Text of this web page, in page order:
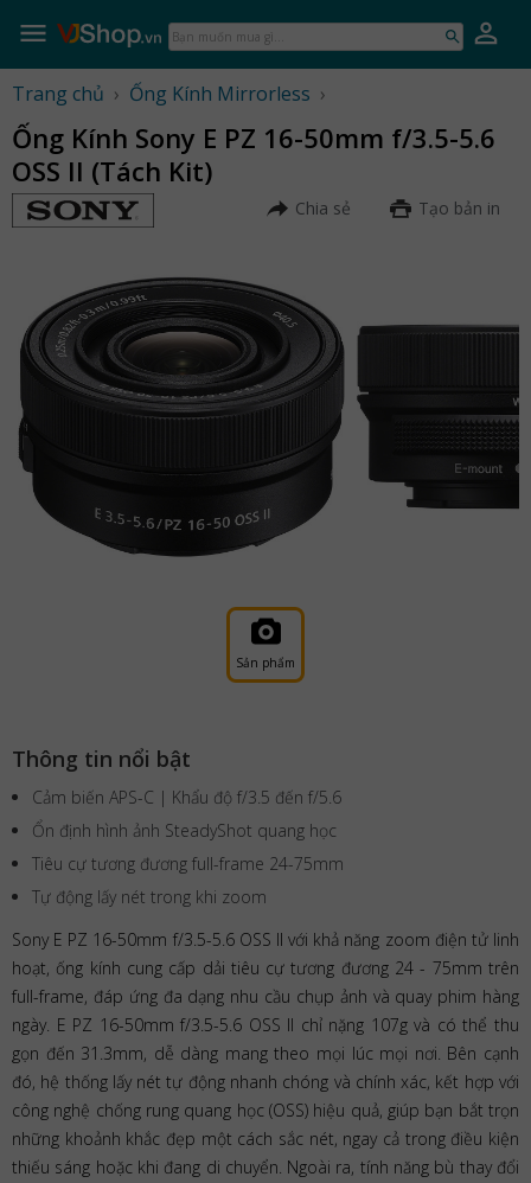
Bạn
muốn
gì...
Trang chủ › Ống Kính Mirrorless ›
Ống Kính Sony E PZ 16-50mm f/3.5-5.6
OSS II (Tách Kit)
Chia sẻ Tạo bản in
Sản phẩm
Thông tin nổi bật
Cảm biến APS-C | Khẩu độ f/3.5 đến f/5.6
Ổn định hình ảnh SteadyShot quang học
Tiêu cự tương đương full-frame 24-75mm
Tự động lấy nét trong khi zoom
Sony E PZ 16-50mm f/3.5-5.6 OSS II với khả năng zoom điện tử linh
hoạt, ống kính cung cấp dải tiêu cự tương đương 24 - 75mm trên
full-frame, đáp ứng đa dạng nhu cầu chụp ảnh và quay phim hàng
ngày. E PZ 16-50mm f/3.5-5.6 OSS II chỉ nặng 107g và có thể thu
gọn đến 31.3mm, dễ dàng mang theo mọi lúc mọi nơi. Bên cạnh
đó, hệ thống lấy nét tự động nhanh chóng và chính xác, kết hợp với
công nghệ chống rung quang học (OSS) hiệu quả, giúp bạn bắt trọn
những khoảnh khắc đẹp một cách sắc nét, ngay cả trong điều kiện
thiếu sáng hoặc khi đang di chuyển. Ngoài ra, tính năng bù thay đổi